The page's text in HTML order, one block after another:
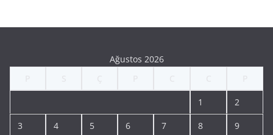
Ağustos 2026
1 2
3 4 5 6 7 8 9